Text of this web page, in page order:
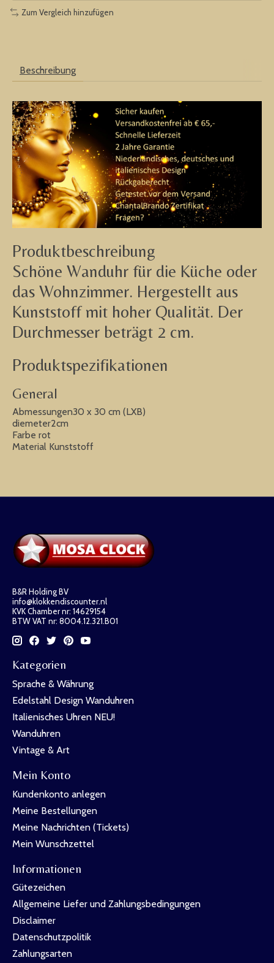
Zum Vergleich hinzufügen
Beschreibung
Produktbeschreibung
Schöne Wanduhr für die Küche oder
das Wohnzimmer. Hergestellt aus
Kunststoff mit hoher Qualität. Der
Durchmesser beträgt 2 cm.
Produktspezifikationen
General
Abmessungen30 x 30 cm (LXB)
diemeter2cm
Farbe rot
Material Kunststoff
B&R Holding BV
info@klokkendiscounter.nl
KVK Chamber nr: 14629154
BTW VAT nr: 8004.12.321.B01
Kategorien
Sprache & Währung
Edelstahl Design Wanduhren
Italienisches Uhren NEU!
Wanduhren
Vintage & Art
Mein Konto
Kundenkonto anlegen
Meine Bestellungen
Meine Nachrichten (Tickets)
Mein Wunschzettel
Informationen
Gütezeichen
Allgemeine Liefer und Zahlungsbedingungen
Disclaimer
Datenschutzpolitik
Zahlungsarten